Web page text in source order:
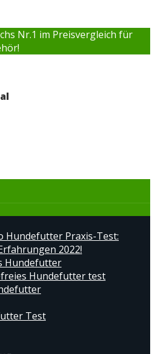
Nr.1 im Preisvergleich für
Hundefutter Praxis-Test:
2022!
Hundefutter
Hundefutter test
Test